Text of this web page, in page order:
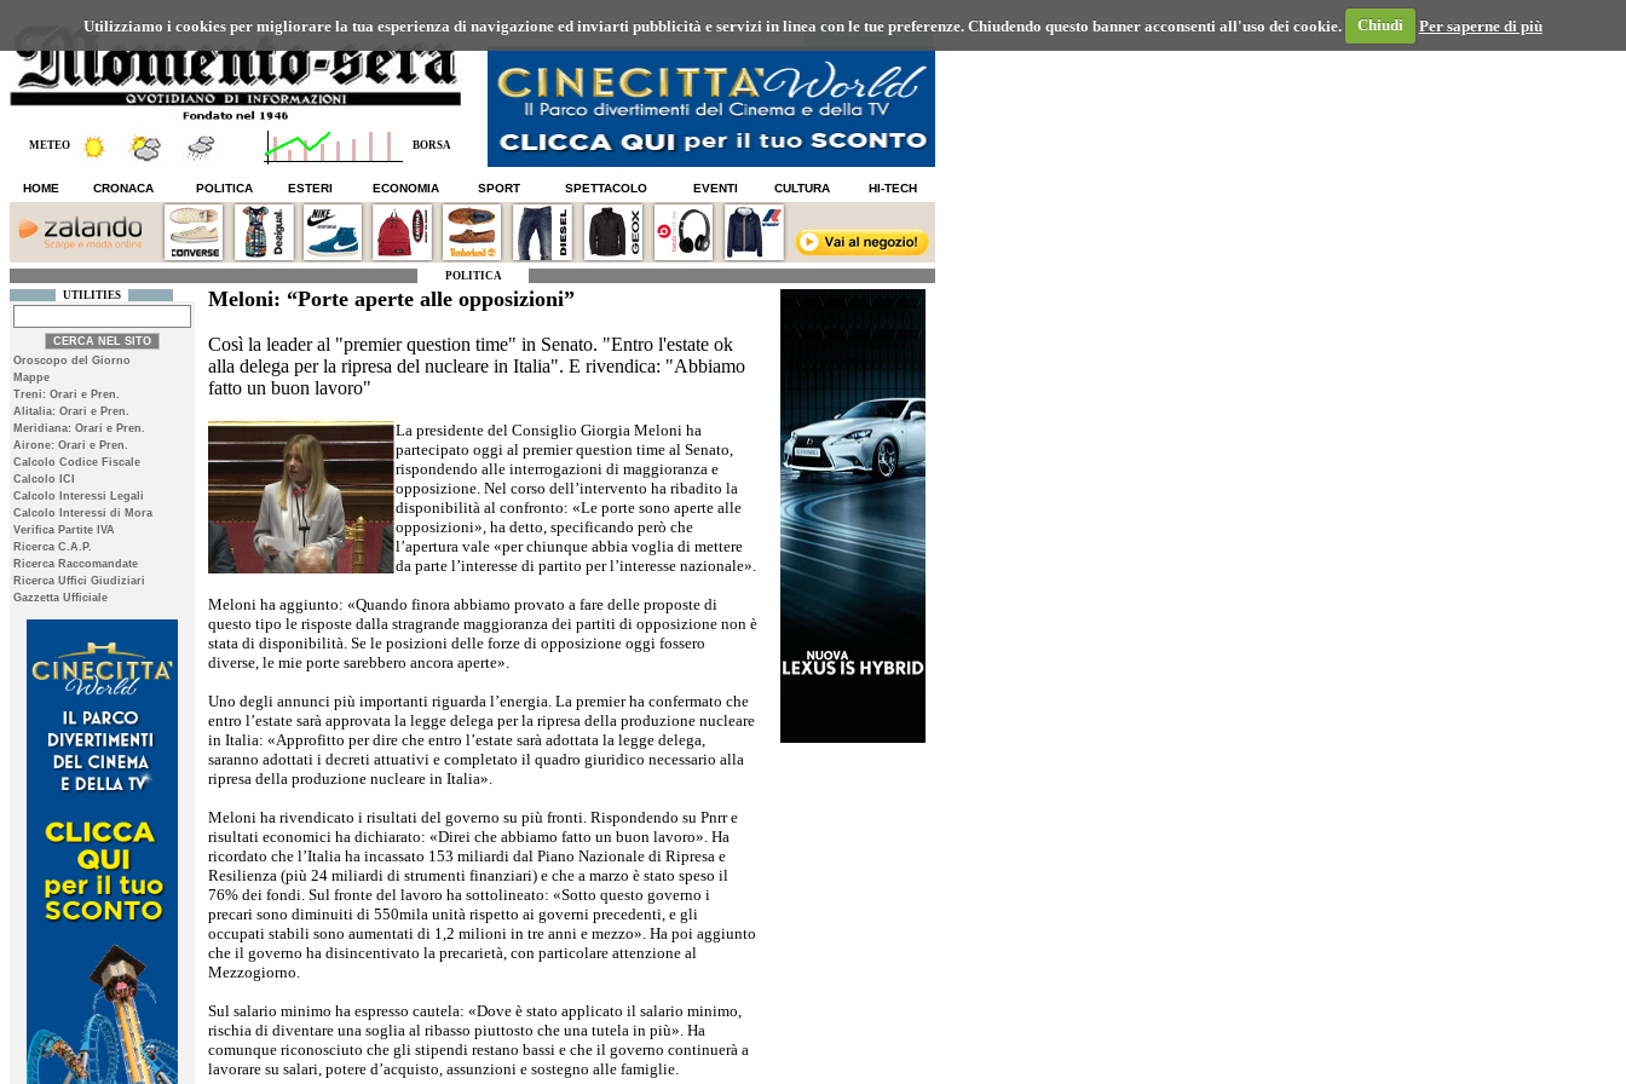
Utilizziamo i cookies per migliorare la tua esperienza di navigazione ed inviarti pubblicità e servizi in linea con le tue preferenze.Chiudendo questo banner acconsenti all'uso dei cookie. Chiudi Per saperne di più
METEO BORSA
07/08/2026 19:19
HOME CRONACA POLITICA ESTERI ECONOMIA SPORT SPETTACOLO EVENTI CULTURA HI-TECH
POLITICA
UTILITIES
Oroscopo del Giorno
Mappe
Treni: Orari e Pren.
Alitalia: Orari e Pren.
Meridiana: Orari e Pren.
Airone: Orari e Pren.
Calcolo Codice Fiscale
Calcolo ICI
Calcolo Interessi Legali
Calcolo Interessi di Mora
Verifica Partite IVA
Ricerca C.A.P.
Ricerca Raccomandate
Ricerca Uffici Giudiziari
Gazzetta Ufficiale
Meloni: “Porte aperte alle opposizioni”
Così la leader al "premier question time" in Senato. "Entro l'estate ok
alla delega per la ripresa del nucleare in Italia". E rivendica: "Abbiamo
fatto un buon lavoro"
La presidente del Consiglio Giorgia Meloni ha
partecipato oggi al premier question time al Senato,
rispondendo alle interrogazioni di maggioranza e
opposizione. Nel corso dell’intervento ha ribadito la
disponibilità al confronto: «Le porte sono aperte alle
opposizioni», ha detto, specificando però che
l’apertura vale «per chiunque abbia voglia di mettere
da parte l’interesse di partito per l’interesse nazionale».
Meloni ha aggiunto: «Quando finora abbiamo provato a fare delle proposte di
questo tipo le risposte dalla stragrande maggioranza dei partiti di opposizione non è
stata di disponibilità. Se le posizioni delle forze di opposizione oggi fossero
diverse, le mie porte sarebbero ancora aperte».
Uno degli annunci più importanti riguarda l’energia. La premier ha confermato che
entro l’estate sarà approvata la legge delega per la ripresa della produzione nucleare
in Italia: «Approfitto per dire che entro l’estate sarà adottata la legge delega,
saranno adottati i decreti attuativi e completato il quadro giuridico necessario alla
ripresa della produzione nucleare in Italia».
Meloni ha rivendicato i risultati del governo su più fronti. Rispondendo su Pnrr e
risultati economici ha dichiarato: «Direi che abbiamo fatto un buon lavoro». Ha
ricordato che l’Italia ha incassato 153 miliardi dal Piano Nazionale di Ripresa e
Resilienza (più 24 miliardi di strumenti finanziari) e che a marzo è stato speso il
76% dei fondi. Sul fronte del lavoro ha sottolineato: «Sotto questo governo i
precari sono diminuiti di 550mila unità rispetto ai governi precedenti, e gli
occupati stabili sono aumentati di 1,2 milioni in tre anni e mezzo». Ha poi aggiunto
che il governo ha disincentivato la precarietà, con particolare attenzione al
Mezzogiorno.
Sul salario minimo ha espresso cautela: «Dove è stato applicato il salario minimo,
rischia di diventare una soglia al ribasso piuttosto che una tutela in più». Ha
comunque riconosciuto che gli stipendi restano bassi e che il governo continuerà a
lavorare su salari, potere d’acquisto, assunzioni e sostegno alle famiglie.